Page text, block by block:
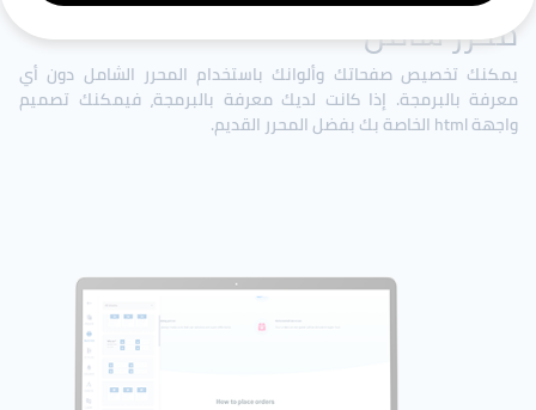
محرر شامل
يمكنك تخصيص صفحاتك وألوانك باستخدام المحرر الشامل دون أي
معرفة بالبرمجة. إذا كانت لديك معرفة بالبرمجة، فيمكنك تصميم
واجهة html الخاصة بك بفضل المحرر القديم.